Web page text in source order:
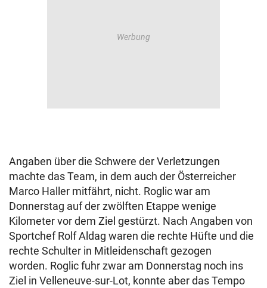
Angaben über die Schwere der Verletzungen
machte das Team, in dem auch der Österreicher
Marco Haller mitfährt, nicht. Roglic war am
Donnerstag auf der zwölften Etappe wenige
Kilometer vor dem Ziel gestürzt. Nach Angaben von
Sportchef Rolf Aldag waren die rechte Hüfte und die
rechte Schulter in Mitleidenschaft gezogen
worden. Roglic fuhr zwar am Donnerstag noch ins
Ziel in Velleneuve-sur-Lot, konnte aber das Tempo